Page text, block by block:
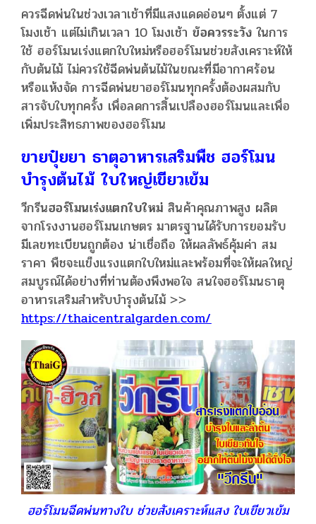
ควรฉีดพ่นในช่วงเวลาเช้าที่มีแสงแดดอ่อนๆ ตั้งแต่ 7
โมงเช้า แต่ไม่เกินเวลา 10 โมงเช้าข้อควรระวังในการ
ใช้ ฮอร์โมนเร่งแตกใบใหม่หรือฮอร์โมนช่วยสังเคราะห์ให้
กับต้นไม้ ไม่ควรใช้ฉีดพ่นต้นไม้ในขณะที่มีอากาศร้อน
หรือแห้งจัด การฉีดพ่นยาฮอร์โมนทุกครั้งต้องผสมกับ
สารจับใบทุกครั้ง เพื่อลดการสิ้นเปลืองฮอร์โมนและเพื่อ
เพิ่มประสิทธภาพของฮอร์โมน
ขายปุ๋ยยา ธาตุอาหารเสริมพืช ฮอร์โมน
บำรุงต้นไม้ ใบใหญ่เขียวเข้ม
วีกรีนฮอร์โมนเร่งแตกใบใหม่ สินค้าคุณภาพสูง ผลิต
จากโรงงานฮอร์โมนเกษตร มาตรฐานได้รับการยอมรับ
มีเลขทะเบียนถูกต้อง น่าเชื่อถือ ให้ผลลัพธ์คุ้มค่า สม
ราคา พืชจะแข็งแรงแตกใบใหม่และพร้อมที่จะให้ผลใหญ่
สมบูรณ์ได้อย่างที่ท่านต้องพึงพอใจ สนใจฮอร์โมนธาตุ
อาหารเสริมสำหรับบำรุงต้นไม้ >>
https://thaicentralgarden.com/
ฮอร์โมนฉีดพ่นทางใบ ช่วยสังเคราะห์แสง ใบเขียวเข้ม